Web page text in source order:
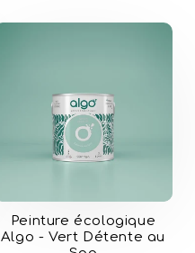
Peinture écologique
Algo - Vert Détente au